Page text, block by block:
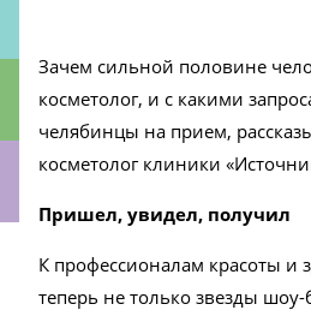
Зачем сильной половине
косметолог, и с какими
челябинцы на прием,
косметолог клиники
Пришел, увидел, получил
К профессионалам красоты и
теперь не только звезды